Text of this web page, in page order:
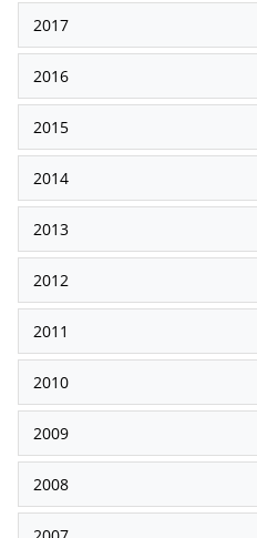
2017
2016
2015
2014
2013
2012
2011
2010
2009
2008